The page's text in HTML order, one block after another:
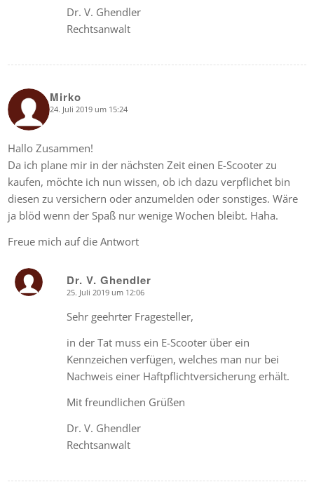
Dr. V. Ghendler
Rechtsanwalt
Mirko
says: 24. Juli 2019 um 15:24
Hallo Zusammen!
Da ich plane mir in der nächsten Zeit einen E-Scooter zu
kaufen, möchte ich nun wissen, ob ich dazu verpflichet bin
diesen zu versichern oder anzumelden oder sonstiges. Wäre
ja blöd wenn der Spaß nur wenige Wochen bleibt. Haha.
Freue mich auf die Antwort
Dr. V. Ghendler
25. Juli 2019 um 12:06
Sehr geehrter Fragesteller,
in der Tat muss ein E-Scooter über ein
Kennzeichen verfügen, welches man nur bei
Nachweis einer Haftpflichtversicherung erhält.
Mit freundlichen Grüßen
Dr. V. Ghendler
Rechtsanwalt